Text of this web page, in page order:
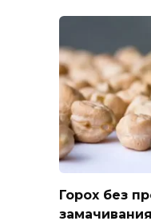
Горох без